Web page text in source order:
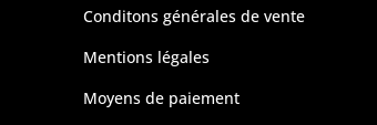
Conditons générales de vente
Mentions légales
Moyens de paiement